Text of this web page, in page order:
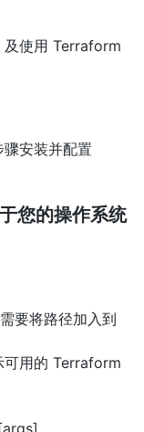
及使用 Terraform
安装并配置
您的操作系统
要将路径加入到
可用的 Terraform